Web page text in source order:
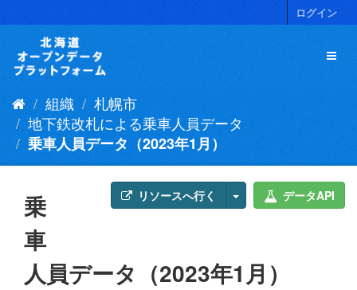
キ
ログイン
組織
札幌市
地下鉄改札による乗車人員データ
乗車人員データ（2023年1月）
リソースへ行く データAPI
乗
車
人員データ（2023年1月）